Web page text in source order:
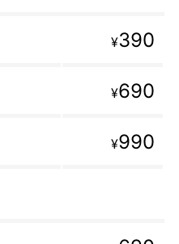
¥390
¥690
¥990